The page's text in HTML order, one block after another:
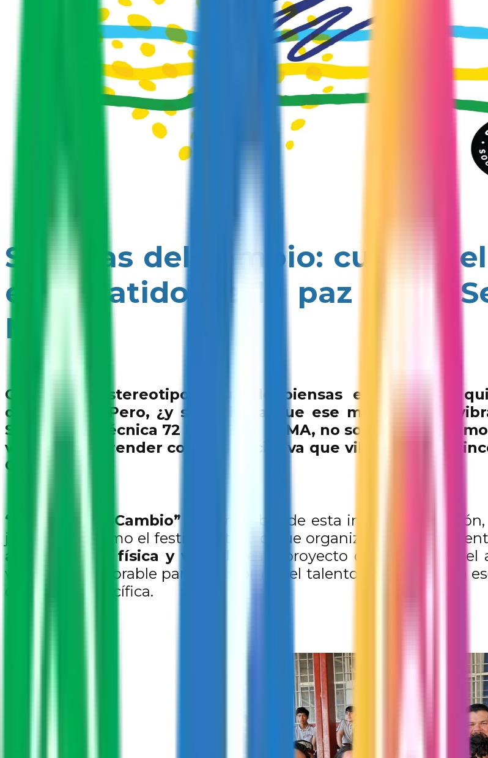
Semillas del cambio: cuando
en el latido de la paz en la
Mixta.
Olvida los estereotipos. Cuando piensas en hip hop,
desafiantes. Pero, ¿y si te dijera que ese mismo pulso
Secundaria Técnica 72 Mixta? En SUMA, no solo lo
vuelto a sorprender con una iniciativa que vibró en cada
Cambio”.
“Semillas del Cambio” es el nombre de esta innovadora
jóvenes, así como el festival artístico que organizaron para
a la agresión física y verbal”
, este proyecto demostró que
vehículo inmejorable para transformar el talento juvenil en una
convivencia pacífica.